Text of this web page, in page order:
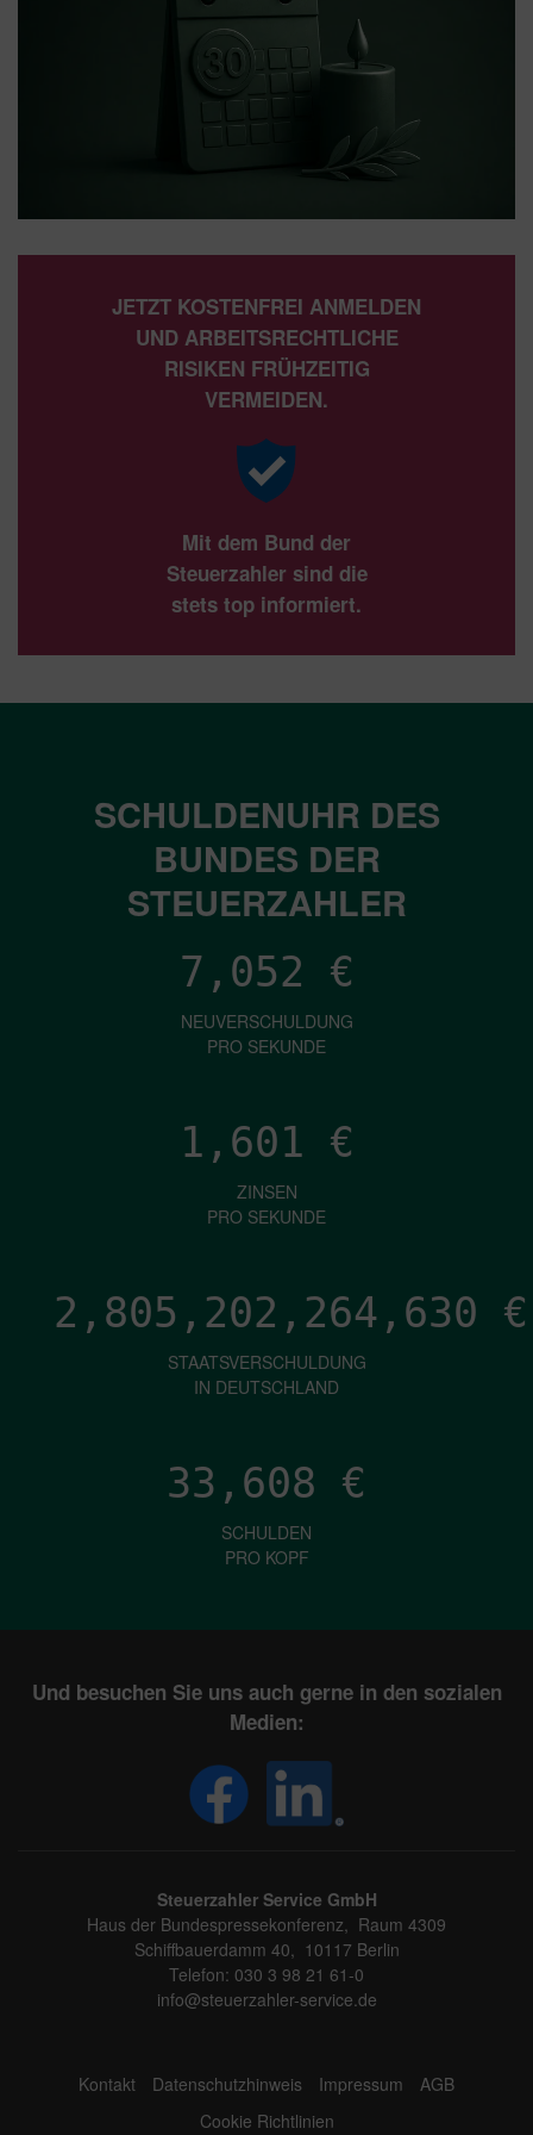
JETZT KOSTENFREI ANMELDEN
UND ARBEITSRECHTLICHE
RISIKEN FRÜHZEITIG
VERMEIDEN.
Mit dem Bund der
Steuerzahler sind die
stets top informiert.
SCHULDENUHR DES
BUNDES DER
STEUERZAHLER
7,052 €
NEUVERSCHULDUNG
PRO SEKUNDE
1,601 €
ZINSEN
PRO SEKUNDE
2,805,202,267,592 €
STAATSVERSCHULDUNG
IN DEUTSCHLAND
33,608 €
SCHULDEN
PRO KOPF
Und besuchen Sie uns auch gerne in den sozialen
Medien:
Steuerzahler Service GmbH
Haus der Bundespressekonferenz, Raum 4309
Schiffbauerdamm 40, 10117 Berlin
Telefon: 030 3 98 21 61-0
info@steuerzahler-service.de
Kontakt Datenschutzhinweis Impressum
AGB
Cookie Richtlinien